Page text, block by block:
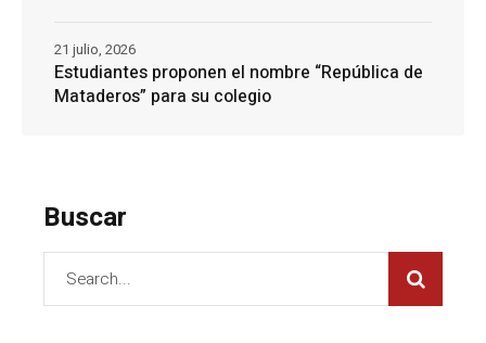
Estudiantes proponen el nombre “República de
Mataderos” para su colegio
21 julio, 2026
Buscar